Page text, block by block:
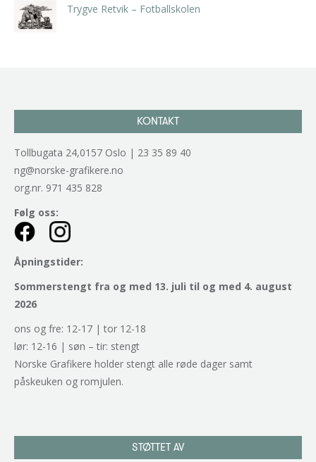
Trygve Retvik – Fotballskolen
KONTAKT
Tollbugata 24,0157 Oslo | 23 35 89 40
ng@norske-grafikere.no
org.nr. 971 435 828
Følg oss:
Åpningstider:
Sommerstengt fra og med 13. juli til og med 4. august
2026
ons og fre: 12-17 | tor 12-18
lør: 12-16 | søn – tir: stengt
Norske Grafikere holder stengt alle røde dager samt
påskeuken og romjulen.
STØTTET AV